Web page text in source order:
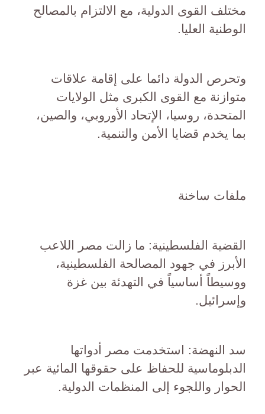
مختلف القوى الدولية، مع الالتزام بالمصالح
الوطنية العليا.
وتحرص الدولة دائما على إقامة علاقات
متوازنة مع القوى الكبرى مثل الولايات
المتحدة، روسيا، الإتحاد الأوروبي، والصين،
بما يخدم قضايا الأمن والتنمية.
ملفات ساخنة
القضية الفلسطينية: ما زالت مصر اللاعب
الأبرز في جهود المصالحة الفلسطينية،
ووسيطاً أساسياً في التهدئة بين غزة
وإسرائيل.
سد النهضة: استخدمت مصر أدواتها
الدبلوماسية للحفاظ على حقوقها المائية عبر
الحوار واللجوء إلى المنظمات الدولية.